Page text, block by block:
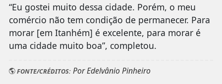
“Eu gostei muito dessa cidade. Porém, o meu
comércio não tem condição de permanecer. Para
morar [em Itanhém] é excelente, para morar é
uma cidade muito boa”, completou.
FONTE/CRÉDITOS:Por Edelvânio Pinheiro